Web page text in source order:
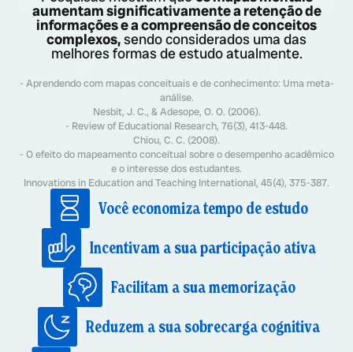
aumentam significativamente a retenção de
informações e a compreensão de conceitos
complexos,sendo considerados uma das
melhores formas de estudo atualmente.
- Aprendendo com mapas conceituais e de conhecimento: Uma meta-
análise.
Nesbit, J. C., & Adesope, O. O. (2006).
- Review of Educational Research, 76(3), 413-448.
Chiou, C. C. (2008).
- O efeito do mapeamento conceitual sobre o desempenho acadêmico
e o interesse dos estudantes.
Innovations in Education and Teaching International, 45(4), 375-387.
Você economiza tempo de estudo
Incentivam a sua participação ativa
Facilitam a sua memorização
Reduzem a sua sobrecarga cognitiva